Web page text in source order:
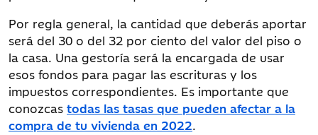
Por regla general, la cantidad que deberás aportar
será del 30 o del 32 por ciento del valor del piso o
la casa. Una gestoría será la encargada de usar
esos fondos para pagar las escrituras y los
impuestos correspondientes. Es importante que
conozcas todas las tasas que pueden afectar a la
compra de tu vivienda en 2022.